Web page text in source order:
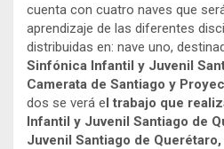
cuenta con cuatro naves que
aprendizaje de las diferentes
distribuidas en: nave uno,
Sinfónica Infantil y Juvenil
Camerata de Santiago y
dos se verá el trabajo que
Infantil y Juvenil Santiago de
Juvenil Santiago de